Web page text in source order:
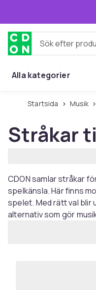
Sök efter
Alla kategorier
Startsida Musik
Stråkar
CDON samlar stråkar
spelkänsla. Här finns
spelet. Med rätt val blir
alternativ som gör